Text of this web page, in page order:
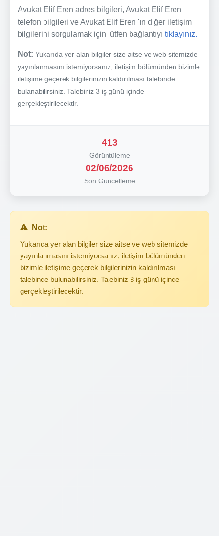
Avukat Elif Eren adres bilgileri, Avukat Elif Eren
telefon bilgileri ve Avukat Elif Eren 'ın diğer iletişim
bilgilerini sorgulamak için lütfen bağlantıyı tıklayınız.
Not: Yukarıda yer alan bilgiler size aitse ve web sitemizde
yayınlanmasını istemiyorsanız, iletişim bölümünden bizimle
iletişime geçerek bilgilerinizin kaldırılması talebinde
bulanabilirsiniz. Talebiniz 3 iş günü içinde
gerçekleştirilecektir.
413
Görüntüleme
02/06/2026
Son Güncelleme
Not:
Yukarıda yer alan bilgiler size aitse ve web sitemizde
yayınlanmasını istemiyorsanız, iletişim bölümünden
bizimle iletişime geçerek bilgilerinizin kaldırılması
talebinde bulunabilirsiniz. Talebiniz 3 iş günü içinde
gerçekleştirilecektir.